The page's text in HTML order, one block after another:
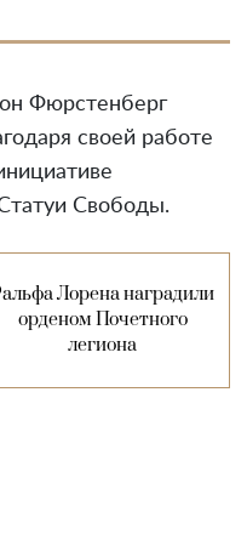
Фюрстенберг
своей работе
Свободы.
Лорена наградили
орденом Почетного
легиона